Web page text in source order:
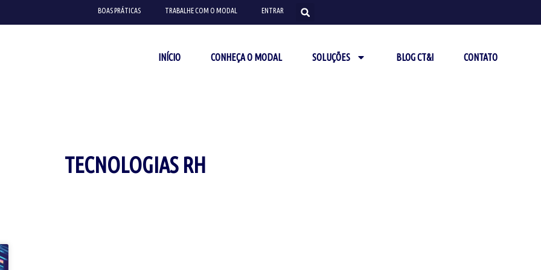
BOAS PRÁTICAS TRABALHE COM O MODAL ENTRAR
INÍCIO CONHEÇA O MODAL SOLUÇÕES BLOG CT&I CONTATO
TECNOLOGIAS RH